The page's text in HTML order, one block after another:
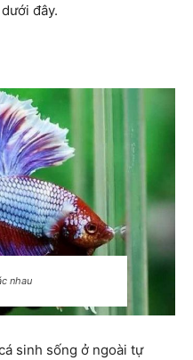
đây.
nhau
sinh sống ở ngoài tự